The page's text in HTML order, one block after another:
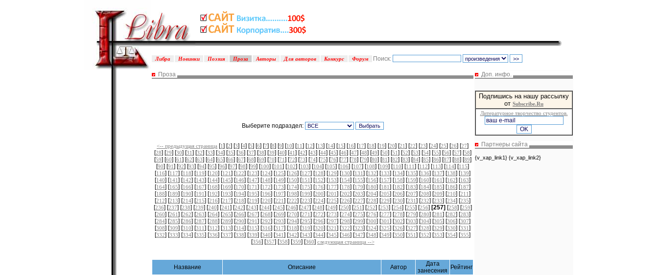
Поиск:
Либра Новинки Поэзия Проза Авторы Для авторов Конкурс Форум
Проза
Выберите подраздел:
<-- предыдущая страница [1] [2] [3] [4] [5] [6] [7] [8] [9] [10] [11] [12] [13] [14] [15] [16] [17] [18] [19] [20] [21] [22] [23] [24] [25] [26] [27]
[28] [29] [30] [31] [32] [33] [34] [35] [36] [37] [38] [39] [40] [41] [42] [43] [44] [45] [46] [47] [48] [49] [50] [51] [52] [53] [54] [55] [56] [57] [58]
[59] [60] [61] [62] [63] [64] [65] [66] [67] [68] [69] [70] [71] [72] [73] [74] [75] [76] [77] [78] [79] [80] [81] [82] [83] [84] [85] [86] [87] [88] [89]
[90] [91] [92] [93] [94] [95] [96] [97] [98] [99] [100] [101] [102] [103] [104] [105] [106] [107] [108] [109] [110] [111] [112] [113] [114] [115]
[116] [117] [118] [119] [120] [121] [122] [123] [124] [125] [126] [127] [128] [129] [130] [131] [132] [133] [134] [135] [136] [137] [138] [139]
[140] [141] [142] [143] [144] [145] [146] [147] [148] [149] [150] [151] [152] [153] [154] [155] [156] [157] [158] [159] [160] [161] [162] [163]
[164] [165] [166] [167] [168] [169] [170] [171] [172] [173] [174] [175] [176] [177] [178] [179] [180] [181] [182] [183] [184] [185] [186] [187]
[188] [189] [190] [191] [192] [193] [194] [195] [196] [197] [198] [199] [200] [201] [202] [203] [204] [205] [206] [207] [208] [209] [210] [211]
[212] [213] [214] [215] [216] [217] [218] [219] [220] [221] [222] [223] [224] [225] [226] [227] [228] [229] [230] [231] [232] [233] [234] [235]
[236] [237] [238] [239] [240] [241] [242] [243] [244] [245] [246] [247] [248] [249] [250] [251] [252] [253] [254] [255] [256] [257] [258] [259]
[260] [261] [262] [263] [264] [265] [266] [267] [268] [269] [270] [271] [272] [273] [274] [275] [276] [277] [278] [279] [280] [281] [282] [283]
[284] [285] [286] [287] [288] [289] [290] [291] [292] [293] [294] [295] [296] [297] [298] [299] [300] [301] [302] [303] [304] [305] [306] [307]
[308] [309] [310] [311] [312] [313] [314] [315] [316] [317] [318] [319] [320] [321] [322] [323] [324] [325] [326] [327] [328] [329] [330] [331]
[332] [333] [334] [335] [336] [337] [338] [339] [340] [341] [342] [343] [344] [345] [346] [347] [348] [349] [350] [351] [352] [353] [354] [355]
[356] [357] [358] [359] [360] следующая страница -->
Название Описание Автор
Дата
занесения
Рейтинг
Доп. инфо.
Подпишись на нашу рассылку
от Subscribe.Ru
Литературное творчество студентов.
Партнеры сайта
{v_xap_link1} {v_xap_link2}